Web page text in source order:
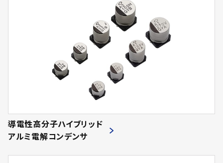
導電性高分子ハイブリッド
アルミ電解コンデンサ